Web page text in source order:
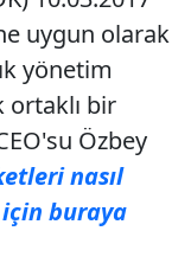
uygun olarak
yönetim
bir
Özbey
nasıl
için buraya